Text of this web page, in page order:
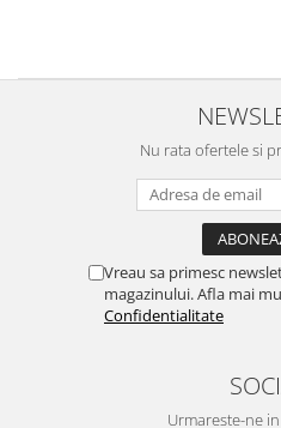
Nu rata ofertele si
Vreau sa primesc
magazinului. Afla mai
Confidentialitate
Urmareste-ne